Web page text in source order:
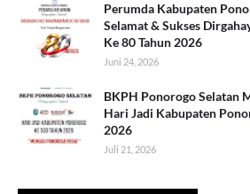
Perumda Kabupaten
Selamat & Sukses
Ke 80 Tahun 2026
Juni 24, 2026
BKPH Ponorogo Selatan
Hari Jadi Kabupaten
2026
Juli 21, 2026